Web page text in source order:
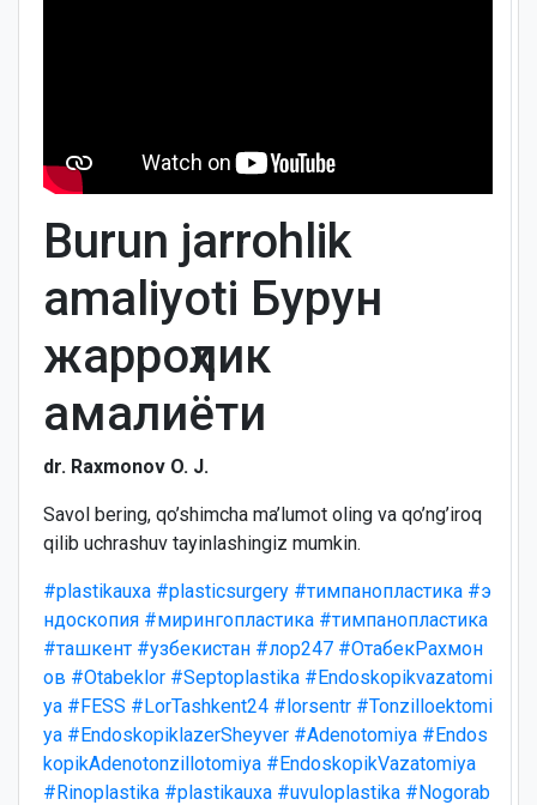
Burun jarrohlik
amaliyoti Бурун
жарроҳлик
амалиёти
dr. Raxmonov O. J.
Savol bering, qo’shimcha ma’lumot oling va qo’ng’iroq
qilib uchrashuv tayinlashingiz mumkin.
#plastikauxa #plasticsurgery #тимпанопластика #э
ндоскопия #мирингопластика #тимпанопластика
#ташкент #узбекистан #лор247 #ОтабекРахмон
ов #Otabeklor #Septoplastika #Endoskopikvazatomi
ya #FESS #LorTashkent24 #lorsentr #Tonzilloektomi
ya #EndoskopiklazerSheyver #Adenotomiya #Endos
kopikAdenotonzillotomiya #EndoskopikVazatomiya
#Rinoplastika #plastikauxa #uvuloplastika #Nogorab